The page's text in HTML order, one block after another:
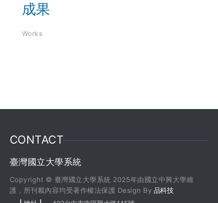
成果
Works
CONTACT
臺灣國立大學系統
Copyright © 臺灣國立大學系統 2025年由國立中興大學維
護，所刊載內容均受著作權法保護 Design By 品科技